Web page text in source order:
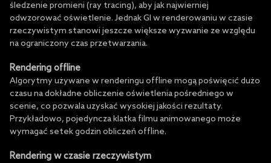
śledzenie promieni (ray tracing), aby jak najwierniej
odwzorować oświetlenie. Jednak GI w renderowaniu w czasie
rzeczywistym stanowi jeszcze większe wyzwanie ze względu
na ograniczony czas przetwarzania.
Rendering offline
Algorytmy używane w renderingu offline mogą poświęcić dużo
czasu na dokładne obliczenie oświetlenia pośredniego w
scenie, co pozwala uzyskać wysokiej jakości rezultaty.
Przykładowo, pojedyncza klatka filmu animowanego może
wymagać setek godzin obliczeń offline.
Rendering w czasie rzeczywistym